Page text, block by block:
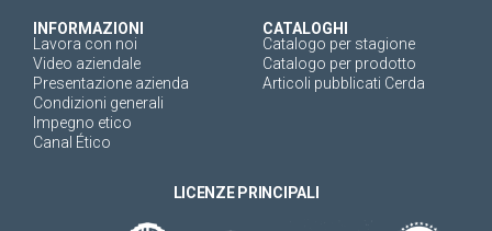
INFORMAZIONI
Lavora con noi
Video aziendale
Presentazione azienda
Condizioni generali
Impegno etico
Canal Ético
CATALOGHI
Catalogo per stagione
Catalogo per prodotto
Articoli pubblicati Cerda
LICENZE PRINCIPALI